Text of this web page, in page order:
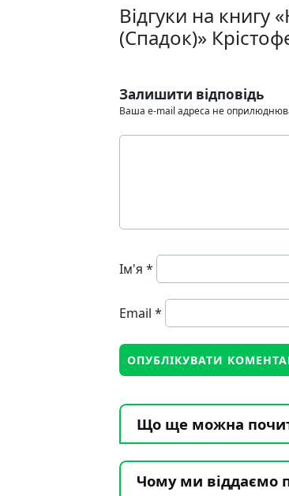
Відгуки на книгу
(Спадок)»
Залишити відповідь
Ваша e-mail адреса не
Ім'я *
Email *
Що ще можна
Чому ми віддаємо